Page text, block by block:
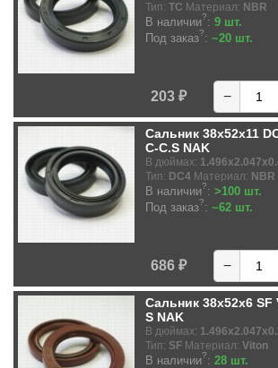
Тип: TC Материал: NBR
В наличии?: 9 шт.
Под заказ?: ~20 шт.
203 ₽ −
Сальник 38x52x11
C-C.S NAK
В дюймах:
Тип: DC4 Материал: NBR
В наличии?: >100 шт.
Под заказ?: ~62 шт.
686 ₽ −
Сальник 38x52x6 SF
S NAK
В дюймах:
Тип: SF Материал: Viton
В наличии?: 28 шт.